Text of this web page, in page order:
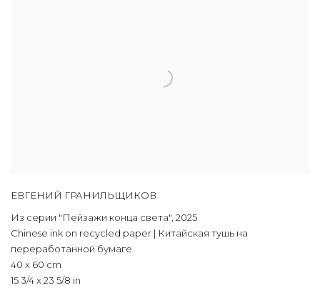
ЕВГЕНИЙ ГРАНИЛЬЩИКОВ
Из серии "Пейзажи конца света", 2025
Chinese ink on recycled paper | Китайская тушь на
переработанной бумаге
40 x 60 cm
15 3/4 x 23 5/8 in